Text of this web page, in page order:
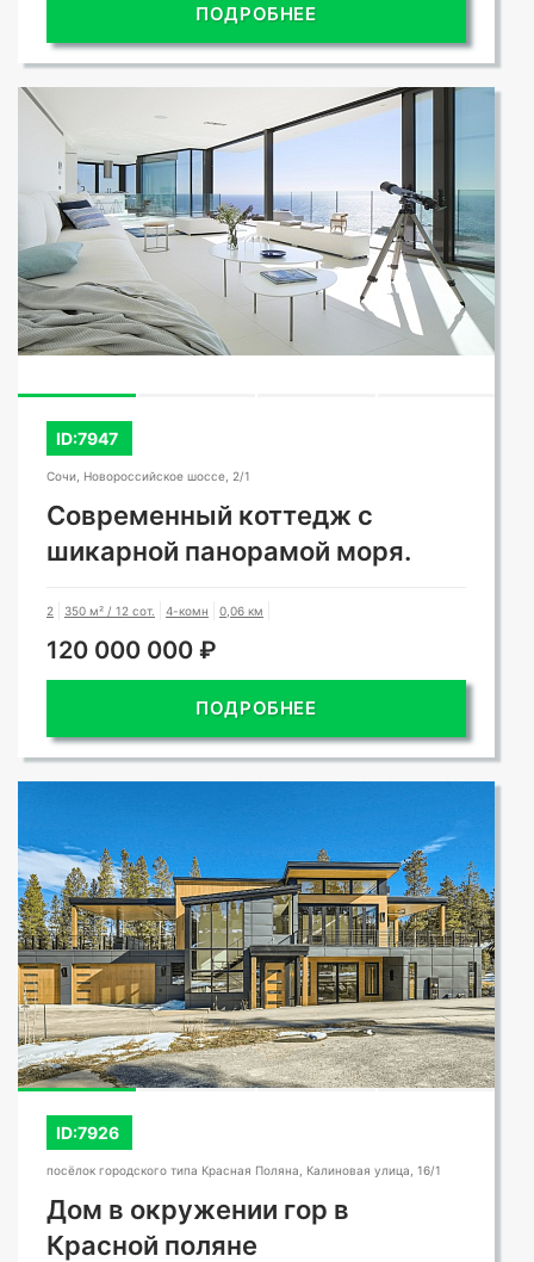
ПОДРОБНЕЕ
ID:7947
Сочи, Новороссийское шоссе, 2/1
Современный коттедж с
шикарной панорамой моря.
2 350 м² / 12 сот. 4-комн 0,06 км
120 000 000 ₽
ПОДРОБНЕЕ
ID:7926
посёлок городского типа Красная Поляна, Калиновая улица, 16/1
Дом в окружении гор в
Красной поляне